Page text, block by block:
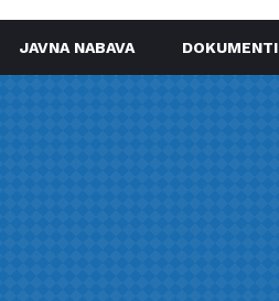
JAVNA NABAVA DOKUMENTI